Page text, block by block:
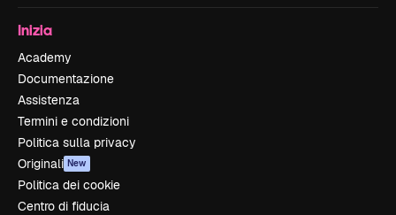
Inizia
Academy
Documentazione
Assistenza
Termini e condizioni
Politica sulla privacy
Originali New
Politica dei cookie
Centro di fiducia